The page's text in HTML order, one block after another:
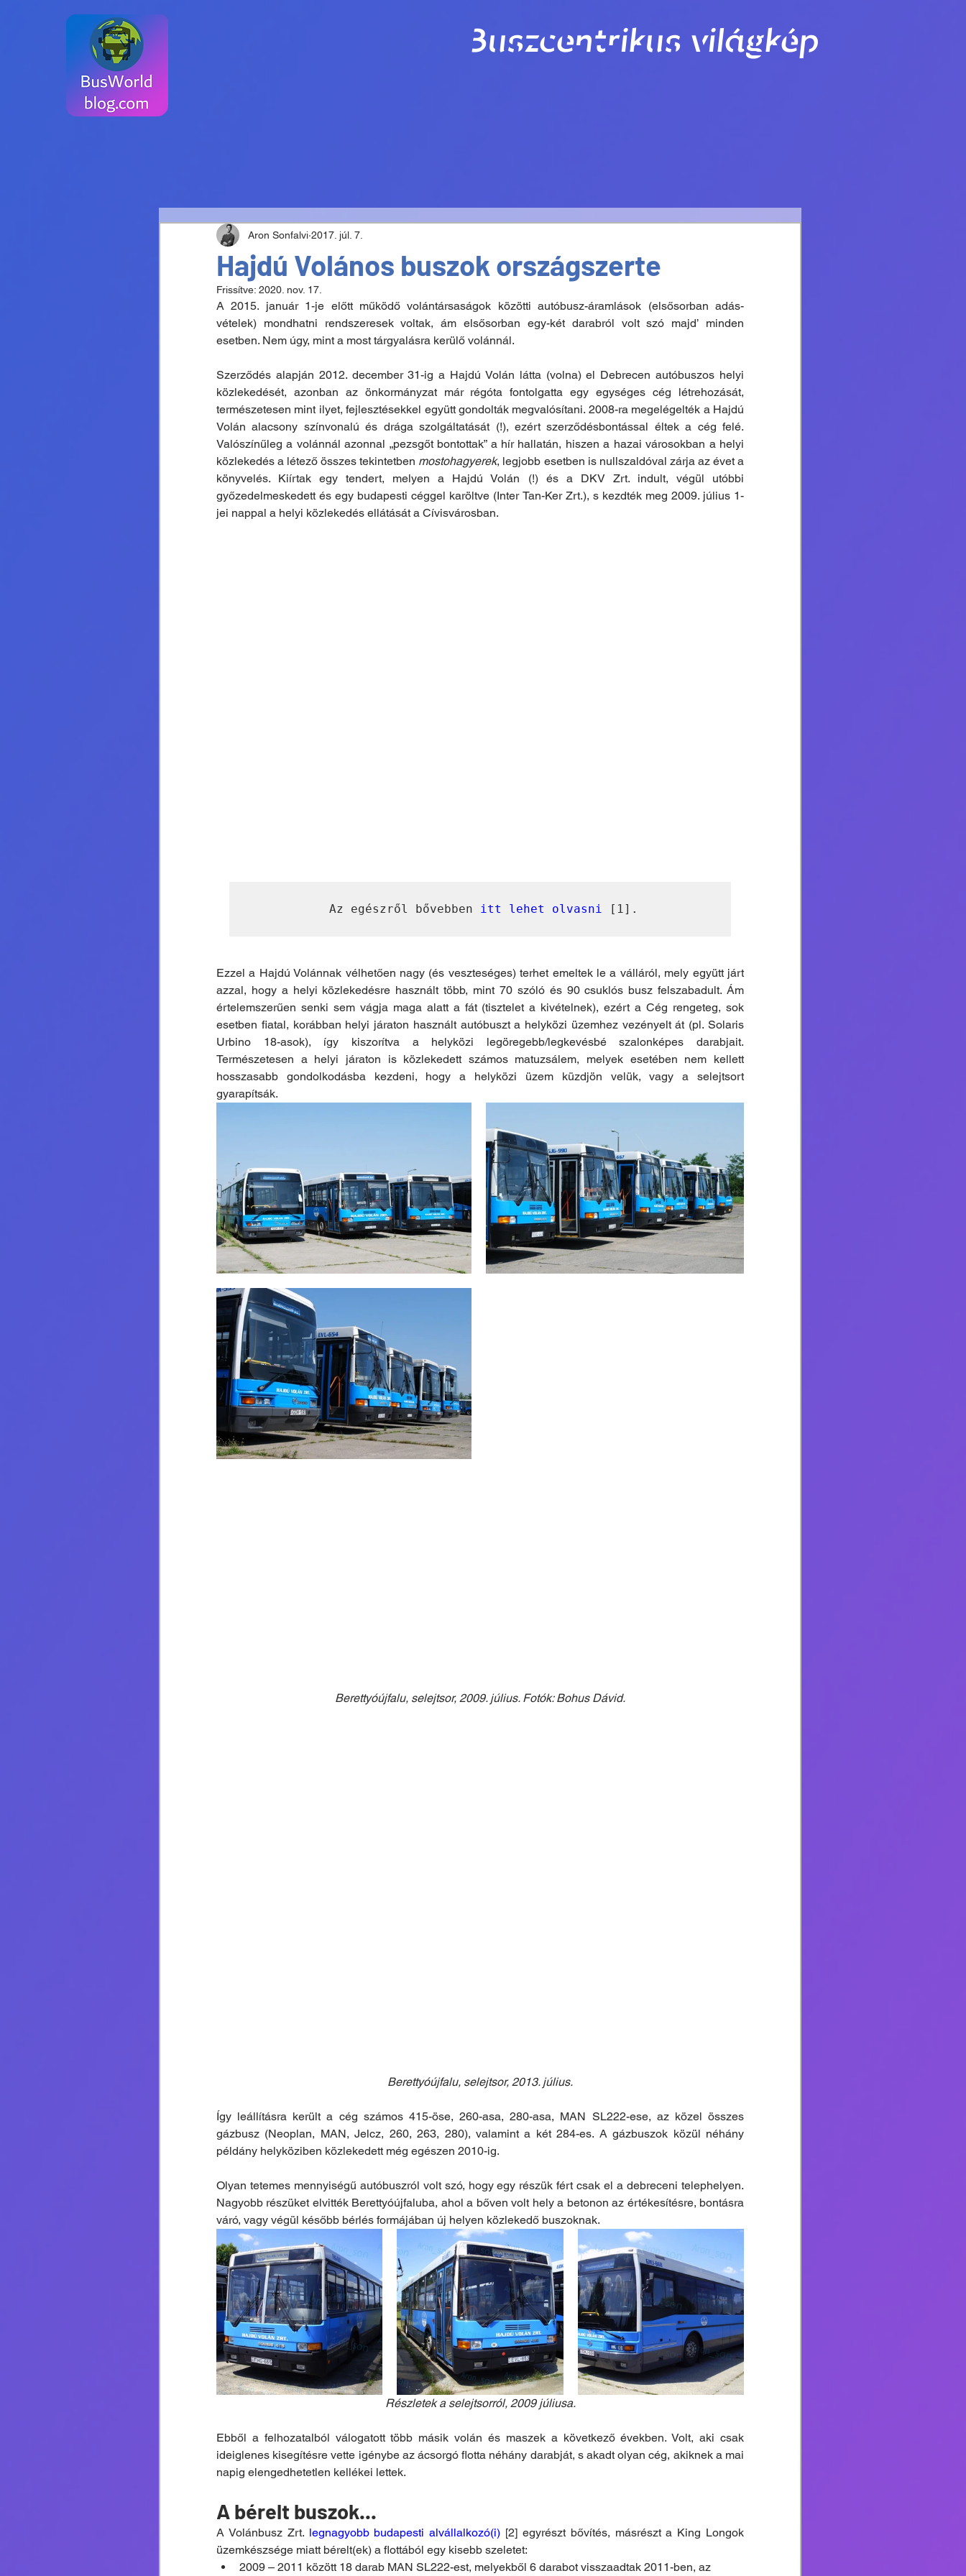
Buszcentrikus világkép
Hajdú Volános buszok országszerte
Aron Sonfalvi 2017. júl. 7.
Frissítve: 2020. nov. 17.
A 2015. január 1-je előtt működő volántársaságok közötti autóbusz-áramlások (elsősorban adás-
vételek) mondhatni rendszeresek voltak, ám elsősorban egy-két darabról volt szó majd’ minden
esetben. Nem úgy, mint a most tárgyalásra kerülő volánnál.
Szerződés alapján 2012. december 31-ig a Hajdú Volán látta (volna) el Debrecen autóbuszos helyi
közlekedését, azonban az önkormányzat már régóta fontolgatta egy egységes cég létrehozását,
természetesen mint ilyet, fejlesztésekkel együtt gondolták megvalósítani. 2008-ra megelégelték a Hajdú
Volán alacsony színvonalú és drága szolgáltatását (!), ezért szerződésbontással éltek a cég felé.
Valószínűleg a volánnál azonnal „pezsgőt bontottak” a hír hallatán, hiszen a hazai városokban a helyi
közlekedés a létező összes tekintetben mostohagyerek, legjobb esetben is nullszaldóval zárja az évet a
könyvelés. Kiírtak egy tendert, melyen a Hajdú Volán (!) és a DKV Zrt. indult, végül utóbbi
győzedelmeskedett és egy budapesti céggel karöltve (Inter Tan-Ker Zrt.), s kezdték meg 2009. július 1-
jei nappal a helyi közlekedés ellátását a Cívisvárosban.
Az egészről bővebben itt lehet olvasni [1].
Ezzel a Hajdú Volánnak vélhetően nagy (és veszteséges) terhet emeltek le a válláról, mely együtt járt
azzal, hogy a helyi közlekedésre használt több, mint 70 szóló és 90 csuklós busz felszabadult. Ám
értelemszerűen senki sem vágja maga alatt a fát (tisztelet a kivételnek), ezért a Cég rengeteg, sok
esetben fiatal, korábban helyi járaton használt autóbuszt a helyközi üzemhez vezényelt át (pl. Solaris
Urbino 18-asok), így kiszorítva a helyközi legöregebb/legkevésbé szalonképes darabjait.
Természetesen a helyi járaton is közlekedett számos matuzsálem, melyek esetében nem kellett
hosszasabb gondolkodásba kezdeni, hogy a helyközi üzem küzdjön velük, vagy a selejtsort
gyarapítsák.
Berettyóújfalu, selejtsor, 2009. július. Fotók: Bohus Dávid.
Berettyóújfalu, selejtsor, 2013. július.
Így leállításra került a cég számos 415-öse, 260-asa, 280-asa, MAN SL222-ese, az közel összes
gázbusz (Neoplan, MAN, Jelcz, 260, 263, 280), valamint a két 284-es. A gázbuszok közül néhány
példány helyköziben közlekedett még egészen 2010-ig.
Olyan tetemes mennyiségű autóbuszról volt szó, hogy egy részük fért csak el a debreceni telephelyen.
Nagyobb részüket elvitték Berettyóújfaluba, ahol a bőven volt hely a betonon az értékesítésre, bontásra
váró, vagy végül később bérlés formájában új helyen közlekedő buszoknak.
Részletek a selejtsorról, 2009 júliusa.
Ebből a felhozatalból válogatott több másik volán és maszek a következő években. Volt, aki csak
ideiglenes kisegítésre vette igénybe az ácsorgó flotta néhány darabját, s akadt olyan cég, akiknek a mai
napig elengedhetetlen kellékei lettek.
A bérelt buszok...
A Volánbusz Zrt. legnagyobb budapesti alvállalkozó(i) [2] egyrészt bővítés, másrészt a King Longok
üzemkészsége miatt bérelt(ek) a flottából egy kisebb szeletet:
2009 – 2011 között 18 darab MAN SL222-est, melyekből 6 darabot visszaadtak 2011-ben, az